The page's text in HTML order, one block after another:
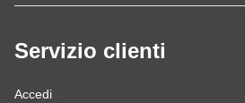
Servizio clienti
Accedi